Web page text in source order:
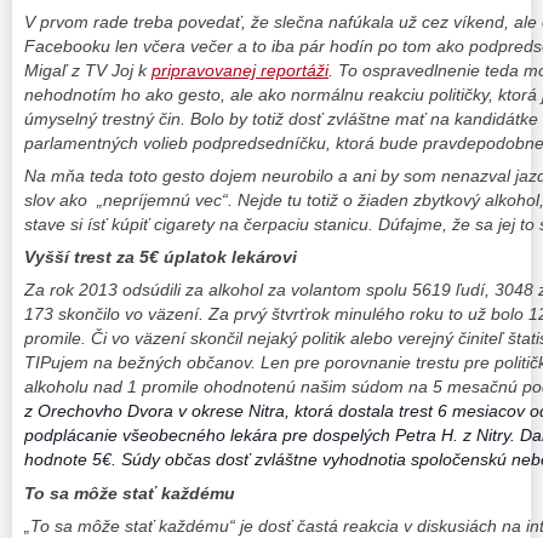
V prvom rade treba povedať, že slečna nafúkala už cez víkend,
Facebooku len včera večer a to iba pár hodín po tom ako
Migaľ z TV Joj kpripravovanej reportáži. To ospravedlnenie teda
nehodnotím ho ako gesto, ale ako normálnu reakciu političky,
úmyselný trestný čin. Bolo by totiž dosť zvláštne mať na
parlamentných volieb podpredsedníčku, ktorá bude
Na mňa teda toto gesto dojem neurobilo a ani by som nenazval
slov ako „nepríjemnú vec“. Nejde tu totiž o žiaden zbytkový
stave si ísť kúpiť cigarety na čerpaciu stanicu. Dúfajme, že sa jej to
Vyšší trest za 5€ úplatok lekárovi
Za rok 2013 odsúdili za alkohol za volantom spolu 5619 ľudí, 3048
173 skončilo vo väzení. Za prvý štvrťrok minulého roku to už bolo
promile. Či vo väzení skončil nejaký politik alebo verejný činiteľ
TIPujem na bežných občanov. Len pre porovnanie trestu pre
alkoholu nad 1 promile ohodnotenú našim súdom na 5 mesačnú
z Orechovho Dvora v okrese Nitra, ktorá dostala trest 6 mesiacov
podplácanie všeobecného lekára pre dospelých Petra H. z Nitry.
hodnote 5€. Súdy občas dosť zvláštne vyhodnotia spoločenskú
To sa môže stať každému
„To sa môže stať každému“ je dosť častá reakcia v diskusiách na